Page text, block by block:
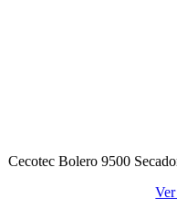
Cecotec Bolero 9500